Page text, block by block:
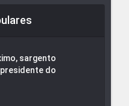
sargento
presidente do